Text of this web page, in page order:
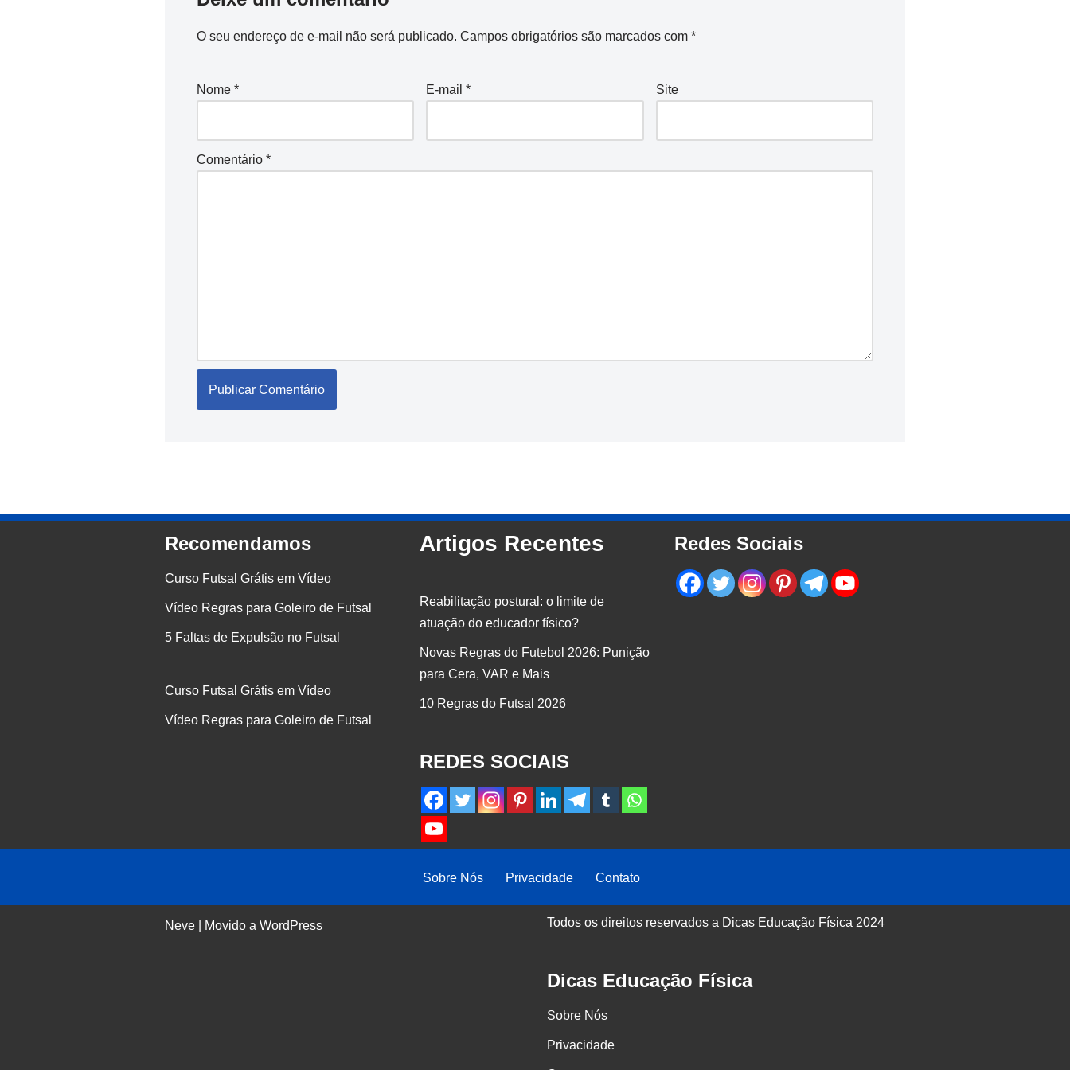
O seu endereço de e-mail não será publicado. Campos obrigatórios são marcados com *
Nome * E-mail* Site
Comentário *
Recomendamos
Curso Futsal Grátis em Vídeo
Vídeo Regras para Goleiro de Futsal
5 Faltas de Expulsão no Futsal
Curso Futsal Grátis em Vídeo
Vídeo Regras para Goleiro de Futsal
Artigos Recentes
Reabilitação postural: o limite de
atuação do educador físico?
Novas Regras do Futebol 2026: Punição
para Cera, VAR e Mais
10 Regras do Futsal 2026
REDES SOCIAIS
Redes Sociais
Sobre Nós Privacidade Contato
Neve | Movido a WordPress Todos os direitos reservados a Dicas Educação Física 2024
Dicas Educação Física
Sobre Nós
Privacidade